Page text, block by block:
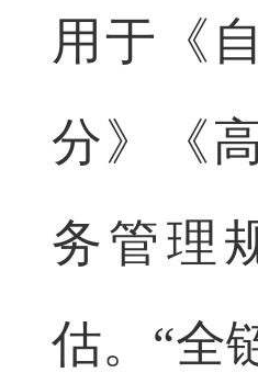
用于《
分》《
务管理
估。“全